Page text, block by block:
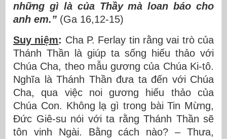
những gì là của Thầy mà loan báo cho
anh em.” (Ga 16,12-15)
Suy niệm: Cha P. Ferlay tin rằng vai trò của
Thánh Thần là giúp ta sống hiếu thảo với
Chúa Cha, theo mẫu gương của Chúa Ki-tô.
Nghĩa là Thánh Thần đưa ta đến với Chúa
Cha, qua việc noi gương hiếu thảo của
Chúa Con. Không lạ gì trong bài Tin Mừng,
Đức Giê-su nói với ta rằng Thánh Thần sẽ
tôn vinh Ngài. Bằng cách nào? – Thưa,